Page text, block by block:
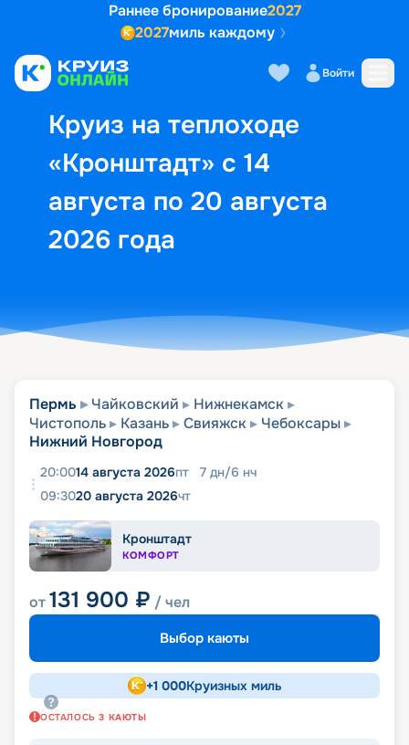
Раннее бронирование2027
2027миль каждому
Войти
Круиз на теплоходе
«Кронштадт» с 14
августа по 20 августа
2026 года
Выбор кают Маршрут и
Пермь Чайковский
Нижнекамск
Чистополь
Казань Свияжск
Чебоксары
Нижний Новгород
20:0014 августа 2026пт 7 дн/6 нч
09:3020 августа 2026чт
Кронштадт
КОМФОРТ
от131 900 ₽ / чел
Выбор каюты
+1 000Круизных миль
ОСТАЛОСЬ 3 КАЮТЫ